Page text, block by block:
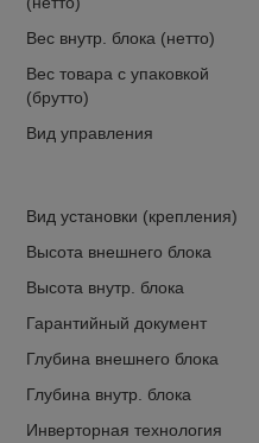
Вес внутр. блока (нетто)
Вес товара с упаковкой
(брутто)
Вид управления
Вид установки (крепления)
Высота внешнего блока
Высота внутр. блока
Гарантийный документ
Глубина внешнего блока
Глубина внутр. блока
Инверторная технология